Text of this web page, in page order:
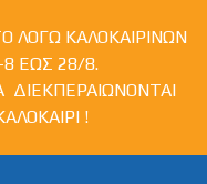
ΛΟΓΩ ΚΑΛΟΚΑΙΡΙΝΩΝ
ΕΩΣ 28/8.
ΔΙΕΚΠΕΡΑΙΩΝΟΝΤΑΙ
!